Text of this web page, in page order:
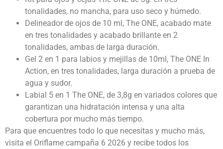
tonalidades, no mancha, para uso seco y húmedo.
Delineador de ojos de 10 ml, The ONE, acabado mate
en tres tonalidades y acabado brillante en 2
tonalidades, ambas de larga duración.
Gel 2 en 1 para labios y mejillas de 10ml, The ONE In
Action, en tres tonalidades, larga duración a prueba de
agua y sudor.
Labial 5 en 1 The ONE, de 3,8g en variados colores que
garantizan una hidratación intensa y una alta
cobertura por mucho más tiempo.
Para que encuentres todo lo que necesitas y mucho más,
visita el Oriflame campaña 6 2026 y recibe todos los